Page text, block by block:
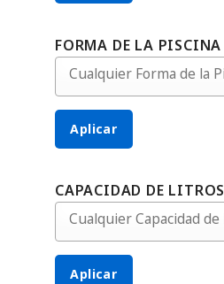
FORMA DE LA PISCINA
Aplicar
CAPACIDAD DE LITROS
Aplicar